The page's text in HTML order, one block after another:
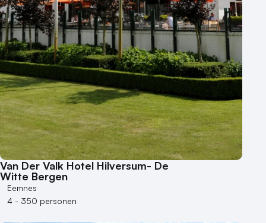
Buitenlocatie
Duurzame locatie
Groene locatie
Heisessie
Hotel
Hybride events
Industriële locatie
Kasteel en landgoed
Kleine / intieme locatie
Locaties aan zee
Museum
Theater
Varende locatie
Van Der Valk Hotel Hilversum- De
Witte Bergen
Eemnes
4 - 350 personen